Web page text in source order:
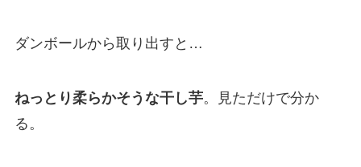
ダンボールから取り出すと…
ねっとり柔らかそうな干し芋。見ただけで分か
る。